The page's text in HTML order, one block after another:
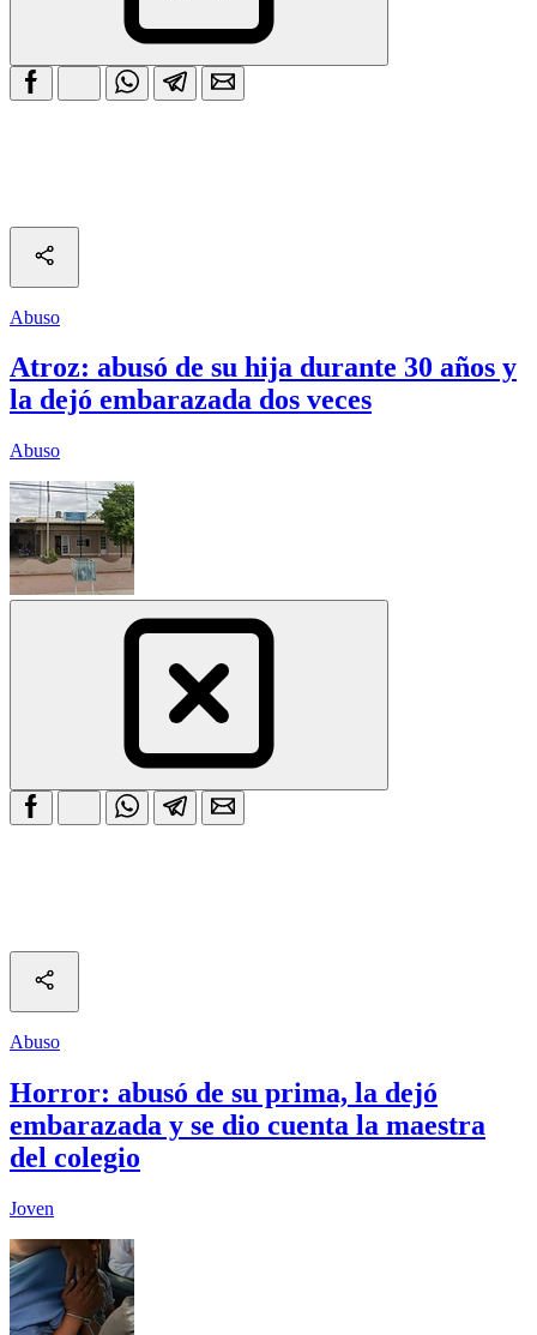
Abuso
Atroz: abusó de su hija durante 30 años y
la dejó embarazada dos veces
Abuso
Abuso
Horror: abusó de su prima, la dejó
embarazada y se dio cuenta la maestra
del colegio
Joven